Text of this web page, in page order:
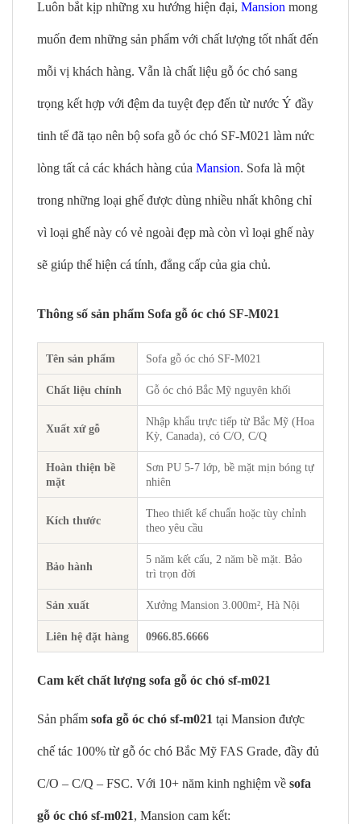
Luôn bắt kịp những xu hướng hiện đại, Mansion mong
muốn đem những sản phẩm với chất lượng tốt nhất đến
mỗi vị khách hàng. Vẫn là chất liệu gỗ óc chó sang
trọng kết hợp với đệm da tuyệt đẹp đến từ nước Ý đầy
tinh tế đã tạo nên bộ sofa gỗ óc chó SF-M021 làm nức
lòng tất cả các khách hàng của Mansion. Sofa là một
trong những loại ghế được dùng nhiều nhất không chỉ
vì loại ghế này có vẻ ngoài đẹp mà còn vì loại ghế này
sẽ giúp thể hiện cá tính, đẳng cấp của gia chủ.
Thông số sản phẩm Sofa gỗ óc chó SF-M021
Tên sản phẩm Sofa gỗ óc chó SF-M021
Chất liệu chính Gỗ óc chó Bắc Mỹ nguyên khối
Xuất xứ gỗ
Nhập khẩu trực tiếp từ Bắc Mỹ (Hoa
Kỳ, Canada), có C/O, C/Q
Hoàn thiện bề
mặt
Sơn PU 5-7 lớp, bề mặt mịn bóng tự
nhiên
Kích thước
Theo thiết kế chuẩn hoặc tùy chỉnh
theo yêu cầu
Bảo hành
5 năm kết cấu, 2 năm bề mặt. Bảo
trì trọn đời
Sản xuất Xưởng Mansion 3.000m², Hà Nội
Liên hệ đặt hàng 0966.85.6666
Cam kết chất lượng sofa gỗ óc chó sf-m021
Sản phẩm sofa gỗ óc chó sf-m021 tại Mansion được
chế tác 100% từ gỗ óc chó Bắc Mỹ FAS Grade, đầy đủ
C/O – C/Q – FSC. Với 10+ năm kinh nghiệm về sofa
gỗ óc chó sf-m021, Mansion cam kết: